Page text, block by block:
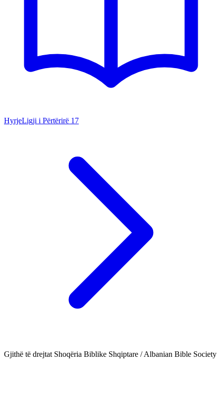
HyrjeLigji i Përtërirë 17
Gjithë të drejtat Shoqëria Biblike Shqiptare / Albanian Bible Society